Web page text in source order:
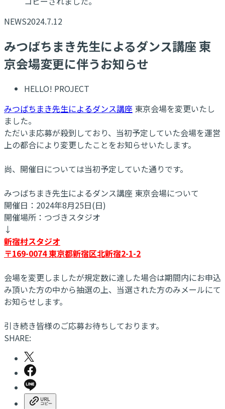
NEWS2024.7.12
みつばちまき先生によるダンス講座 東
京会場変更に伴うお知らせ
HELLO! PROJECT
みつばちまき先生によるダンス講座 東京会場を変更いたし
ました。
ただいま応募が殺到しており、当初予定していた会場を運営
上の都合により変更したことをお知らせいたします。
尚、開催日については当初予定していた通りです。
みつばちまき先生によるダンス講座 東京会場について
開催日：2024年8月25日(日)
開催場所：つづきスタジオ
↓
新宿村スタジオ
〒169-0074 東京都新宿区北新宿2-1-2
会場を変更しましたが規定数に達した場合は期間内にお申込
み頂いた方の中から抽選の上、当選された方のみメールにて
お知らせします。
引き続き皆様のご応募お待ちしております。
SHARE: